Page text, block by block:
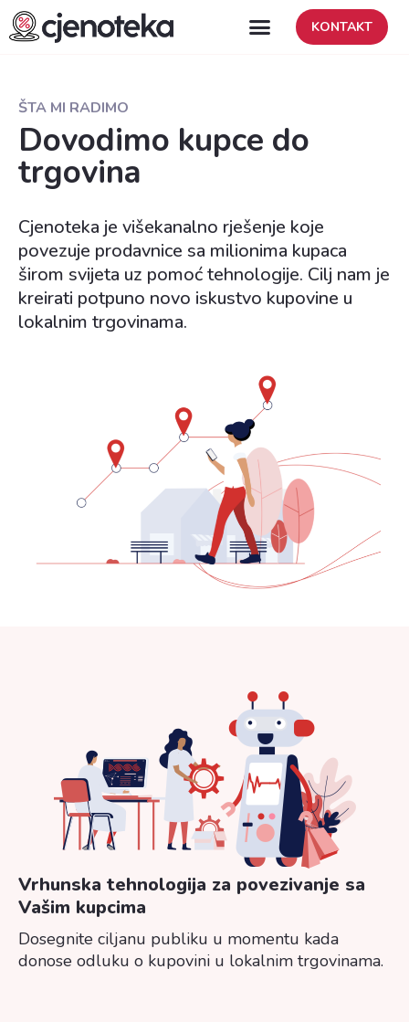
KONTAKT
ŠTA MI RADIMO
Dovodimo kupce do
trgovina
Cjenoteka je višekanalno rješenje koje
povezuje prodavnice sa milionima kupaca
širom svijeta uz pomoć tehnologije. Cilj nam je
kreirati potpuno novo iskustvo kupovine u
lokalnim trgovinama.
Vrhunska tehnologija za povezivanje sa
Vašim kupcima
Dosegnite ciljanu publiku u momentu kada
donose odluku o kupovini u lokalnim trgovinama.